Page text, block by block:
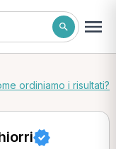
ordiniamo i risultati?